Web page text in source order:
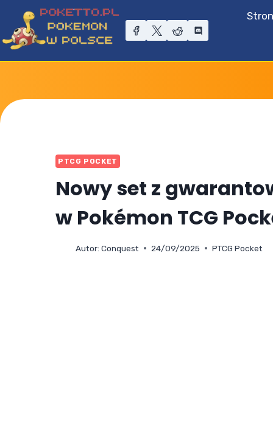
treści
PTCG POCKET
Nowy set z
w Pokémon TCG
Autor: Conquest 24/09/2025 PTCG Pocket